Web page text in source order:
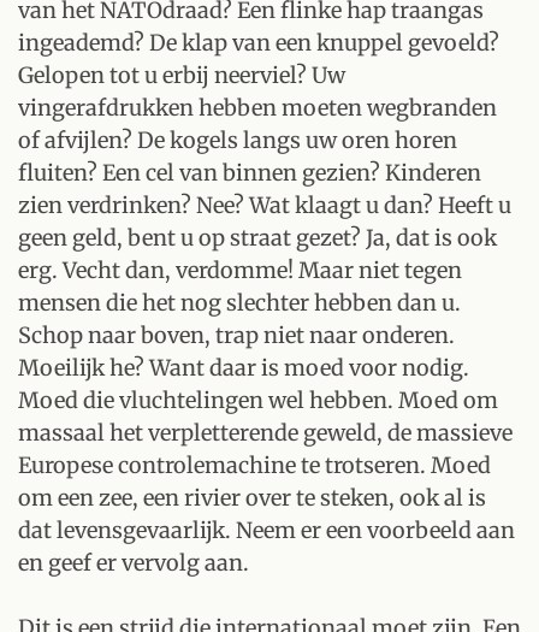
van het NATOdraad? Een flinke hap traangas
ingeademd? De klap van een knuppel gevoeld?
Gelopen tot u erbij neerviel? Uw
vingerafdrukken hebben moeten wegbranden
of afvijlen? De kogels langs uw oren horen
fluiten? Een cel van binnen gezien? Kinderen
zien verdrinken? Nee? Wat klaagt u dan? Heeft u
geen geld, bent u op straat gezet? Ja, dat is ook
erg. Vecht dan, verdomme! Maar niet tegen
mensen die het nog slechter hebben dan u.
Schop naar boven, trap niet naar onderen.
Moeilijk he? Want daar is moed voor nodig.
Moed die vluchtelingen wel hebben. Moed om
massaal het verpletterende geweld, de massieve
Europese controlemachine te trotseren. Moed
om een zee, een rivier over te steken, ook al is
dat levensgevaarlijk. Neem er een voorbeeld aan
en geef er vervolg aan.